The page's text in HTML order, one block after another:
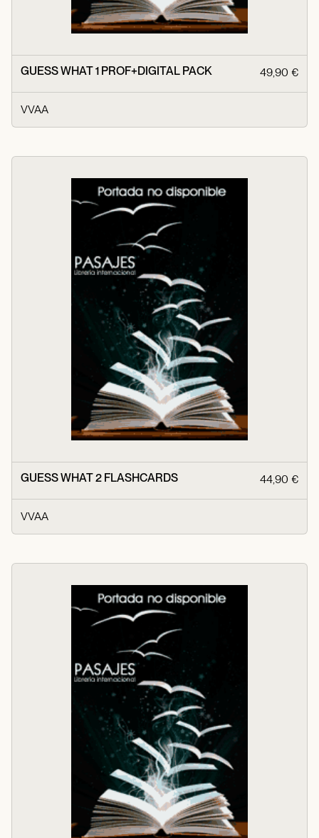
GUESS WHAT 1 PROF+DIGITAL PACK 49,90 €
VVAA
GUESS WHAT 2 FLASHCARDS 44,90 €
VVAA